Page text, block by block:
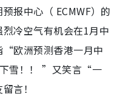
报中心（ ECMWF）的
冷空气有机会在1月中
“欧洲预测香港一月中
雪！！ ”又笑言“一
言！